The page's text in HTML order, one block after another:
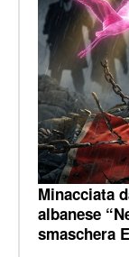
Minacciata
albanese
smaschera